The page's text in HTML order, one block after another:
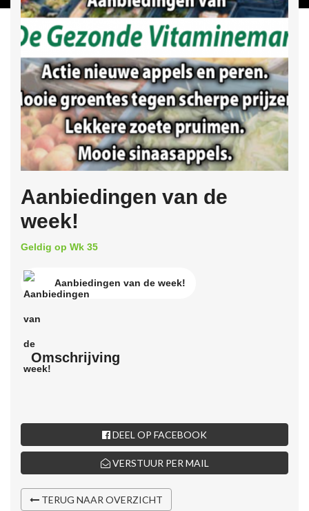
Aanbiedingen van de
week!
Geldig op Wk 35
Aanbiedingen van de week!
Omschrijving
DEEL OP FACEBOOK
VERSTUUR PER MAIL
TERUG NAAR OVERZICHT